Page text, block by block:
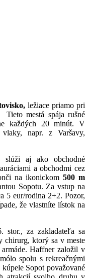
ležiace priamo pri
mestá spája rušné
každých 20 minút. V
napr. z Varšavy,
slúži aj ako obchodné
a obchodmi cez
na ikonickom 500 m
Sopotu. Za vstup na
5 eur/rodina 2+2. Pozor,
že vlastníte lístok na
stor., za zakladateľa sa
chirurg, ktorý sa v meste
Haffner založil v
spolu s rekreačnými
Sopot považované